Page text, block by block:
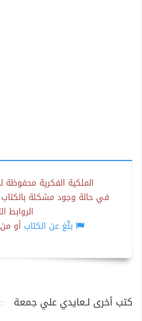
الملكية الفكرية محفوظة
في حالة وجود مشكلة بالكتاب
الروابط
بلّغ عن الكتاب أو
كتب أخرى لـعايدي علي جمعة